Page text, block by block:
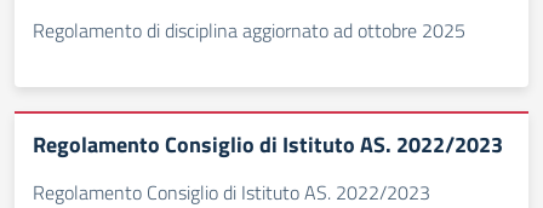
Regolamento di disciplina aggiornato ad ottobre 2025
Regolamento Consiglio di Istituto AS. 2022/2023
Regolamento Consiglio di Istituto AS. 2022/2023